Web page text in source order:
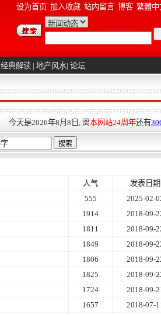
设为首页 加入收藏 站内留言 博客 繁體中
经典解读 | 地产风水| 论坛
今天是2026年8月8日, 离本网站24周年还有
人气
发表日期
555
2025-02-
1914
2018-09-
1811
2018-09-
1849
2018-09-
1806
2018-09-
1825
2018-09-
1724
2018-09-
1657
2018-07-